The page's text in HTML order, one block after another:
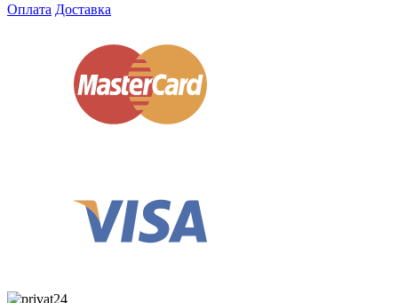
Оплата Доставка